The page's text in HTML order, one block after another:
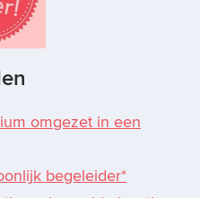
omgezet in een
begeleider*